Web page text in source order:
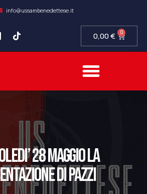
info@ussambenedettese.it
0,00€ 0
28 MAGGIO LA
DI PAZZI